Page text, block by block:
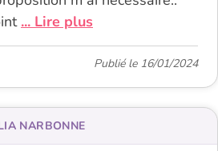
... Lire plus
Publié le 16/01/2024
NARBONNE